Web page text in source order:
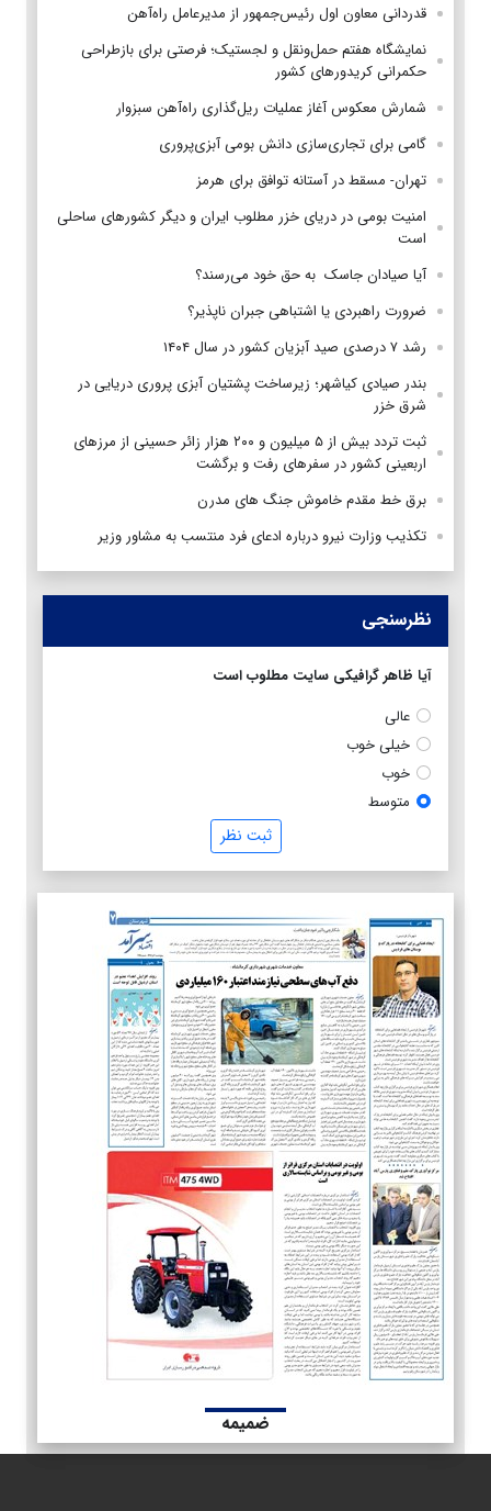
قدردانی معاون اول رئیس‌جمهور از مدیرعامل راه‌آهن
نمایشگاه هفتم حمل‌ونقل و لجستیک؛ فرصتی برای بازطراحی
حکمرانی کریدورهای کشور
شمارش معکوس آغاز عملیات ریل‌گذاری راه‌آهن سبزوار
گامی برای تجاری‌سازی دانش بومی آبزی‌پروری
تهران- مسقط در آستانه توافق برای هرمز
امنیت بومی در دریای خزر مطلوب ایران و دیگر کشورهای ساحلی
است
آیا صیادان جاسک به حق خود می‌رسند؟
ضرورت راهبردی یا اشتباهی جبران ناپذیر؟
رشد ۷ درصدی صید آبزیان کشور در سال ۱۴۰۴
بندر صیادی کیاشهر؛ زیرساخت پشتیان آبزی پروری دریایی در
شرق خزر
ثبت تردد بیش از ۵ میلیون و ۲۰۰ هزار زائر حسینی از مرزهای
اربعینی کشور در سفرهای رفت و برگشت
برق خط مقدم خاموش جنگ های مدرن
تکذیب وزارت نیرو درباره ادعای فرد منتسب به مشاور وزیر
نظرسنجی
آیا ظاهر گرافیکی سایت مطلوب است
عالی
خیلی خوب
خوب
متوسط
ثبت نظر
ضمیمه